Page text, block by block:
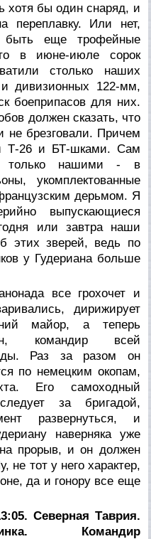
хотя бы один снаряд, и
переплавку. Или нет,
еще трофейные
в июне-июле сорок
столько наших
дивизионных 122-мм,
боеприпасов для них.
должен сказать, что
не брезговали. Причем
Т-26 и БТ-шками. Сам
нашими - в
укомплектованные
дерьмом. Я
выпускающиеся
или завтра наши
этих зверей, ведь по
у Гудериана больше
все грохочет и
дирижирует
майор, а теперь
командир всей
Раз за разом он
по немецким окопам,
Его самоходный
за бригадой,
развернуться, и
наверняка уже
прорыв, и он должен
не тот у него характер,
да и гонору все еще
Северная Таврия.
Командир